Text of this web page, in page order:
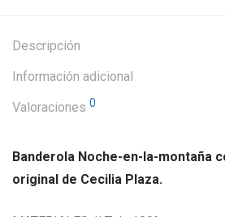
Descripción
Información adicional
Valoraciones 0
Banderola Noche-en-la-montaña
original de Cecilia Plaza.